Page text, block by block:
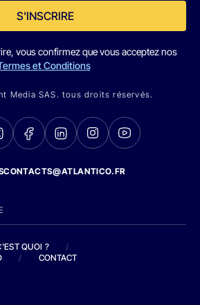
S'INSCRIRE
vous confirmez que vous acceptez nos
et Conditions
Media SAS. tous droits réservés.
QUOI ?
/
/ CONTACT